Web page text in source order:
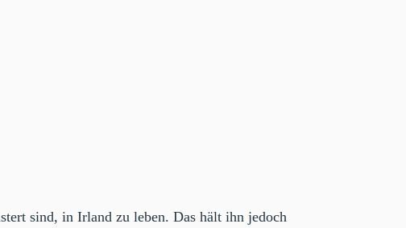
sind, in Irland zu leben. Das hält ihn jedoch